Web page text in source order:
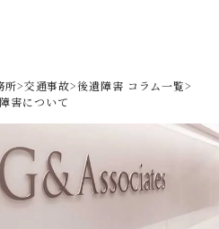
所>交通事故>後遺障害 コラム一覧>
害について